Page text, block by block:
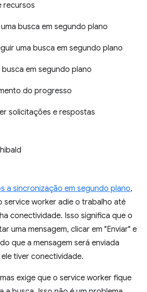
recursos
busca em segundo plano
uma busca em segundo plano
em segundo plano
do progresso
solicitações e respostas
a sincronização em segundo plano,
service worker adie o trabalho até
conectividade. Isso significa que o
uma mensagem, clicar em "Enviar" e
que a mensagem será enviada
tiver conectividade.
exige que o service worker fique